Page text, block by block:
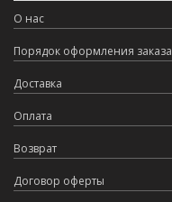
О нас
Порядок оформления заказа
Доставка
Оплата
Возврат
Договор оферты